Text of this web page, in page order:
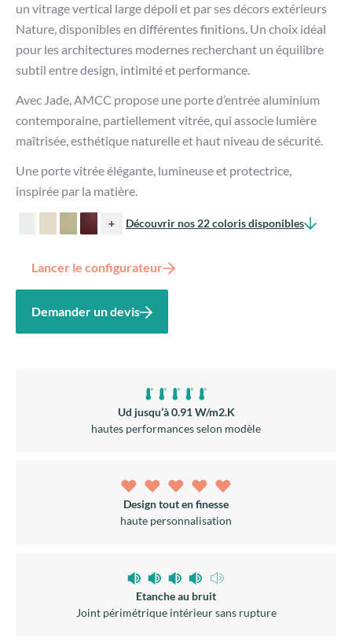
un vitrage vertical large dépoli et par ses décors extérieurs
Nature, disponibles en différentes finitions. Un choix idéal
pour les architectures modernes recherchant un équilibre
subtil entre design, intimité et performance.
Avec Jade, AMCC propose une porte d’entrée aluminium
contemporaine, partiellement vitrée, qui associe lumière
maîtrisée, esthétique naturelle et haut niveau de sécurité.
Une porte vitrée élégante, lumineuse et protectrice,
inspirée par la matière.
+ Découvrir nos 22 coloris disponibles
Lancer le configurateur
Demander un devis
Ud jusqu’à 0.91 W/m2.K
hautes performances selon modèle
Design tout en finesse
haute personnalisation
Etanche au bruit
Joint périmétrique intérieur sans rupture